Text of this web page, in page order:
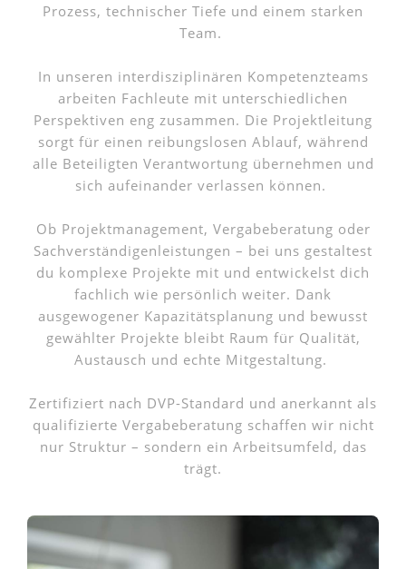
Prozess, technischer Tiefe und einem starken
Team.
In unseren interdisziplinären Kompetenzteams
arbeiten Fachleute mit unterschiedlichen
Perspektiven eng zusammen. Die Projektleitung
sorgt für einen reibungslosen Ablauf, während
alle Beteiligten Verantwortung übernehmen und
sich aufeinander verlassen können.
Ob Projektmanagement, Vergabeberatung oder
Sachverständigenleistungen – bei uns gestaltest
du komplexe Projekte mit und entwickelst dich
fachlich wie persönlich weiter. Dank
ausgewogener Kapazitätsplanung und bewusst
gewählter Projekte bleibt Raum für Qualität,
Austausch und echte Mitgestaltung.
Zertifiziert nach DVP-Standard und anerkannt als
qualifizierte Vergabeberatung schaffen wir nicht
nur Struktur – sondern ein Arbeitsumfeld, das
trägt.